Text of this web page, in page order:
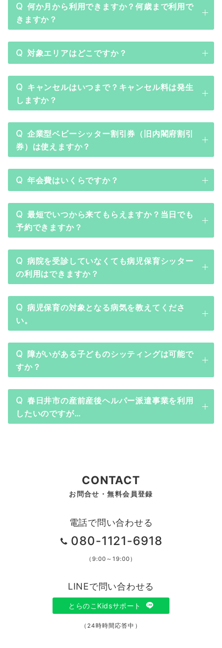
Q 何か月から利用できますか？何歳まで利用で
きますか？
Q 対象エリアはどこですか？
Q キャンセルはいつまで？キャンセル料は発生
しますか？
Q 企業型ベビーシッター割引券（旧内閣府割引
券）は使えますか？
Q 年会費はいくらですか？
Q 最短でいつから来てもらえますか？当日でも
予約できますか？
Q 病院を受診していなくても病児保育シッター
の利用はできますか？
Q 病児保育の対象となる病気を教えてくださ
い。
Q 障がいがある子どものシッティングは可能で
すか？
Q 春日井市の産前産後ヘルパー派遣事業を利用
したいのですが…
CONTACT
お問合せ・無料会員登録
電話で問い合わせる
080-1121-6918
（9:00～19:00）
LINEで問い合わせる
とらのこKidsサポート
（24時時間応答中）